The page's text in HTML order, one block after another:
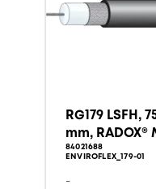
RG179 LSFH,
mm,
84021688
ENVIROFLEX_179-01
-